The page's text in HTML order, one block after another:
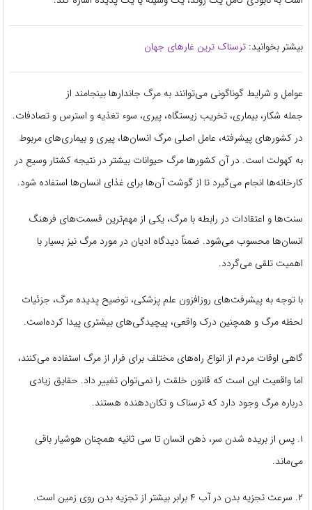
بیشتر بخوانید: ترسناک ترین غارهای جهان
عوامل و شرایط گوناگونی می‌توانند به مرگ جاندار‌ها بینجامند از
جمله شکار، بیماری، تخریب زیستگاه، پیری، سوء تغذیه و استرس و تصادفات.
در کشورهای پیشرفته، عامل اصلی مرگ انسان‌ها، پیری و بیماری‌های مربوط
به کهولت است. در آن کشورها مرگ حیوانات بیشتر در نتیجه کشتار وسیع در
کارخانه‌ها انجام می‌گیرد تا از گوشت آن‌ها برای غذای انسان‌ها استفاده شود.
سنت‌ها و اعتقادات در رابطه با مرگ، یکی از مهم‌ترین قسمت‌های فرهنگ
انسان‌ها محسوب می‌شود. ضمناً دیدگاه ادیان در مورد مرگ نیز بسیار با
اهمیت تلقی می‌گردد.
با توجه به پیشرفت‌های روزافزون علم پزشکی، توضیح پدیده مرگ، جزئیات
لحظه مرگ و همچنین درک واقعی، پیچیدگی‌های بیشتری پیدا کرده‌است.
گاهی اوقات مردم از انواع راه‌های مختلف برای فرار از مرگ استفاده می‌کنند،
اما واقعیت این است که قانون خلقت را نمی‌توان تغییر داد. حقایق زیادی
درباره‌ مرگ وجود دارد که ترسناک و تکان‌دهنده هستند.
۱. پس از بریده شدن سر، ذهن انسان تا سی ثانیه همچنان هوشیار باقی
می‌ماند.
۲. سرعت تجزیه بدن در آب ۴ برابر بیشتر از تجزیه بدن روی زمین است.